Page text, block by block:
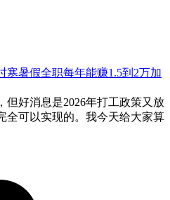
寒暑假全职每年能赚1.5到2万加
但好消息是2026年打工政策又放
全可以实现的。我今天给大家算